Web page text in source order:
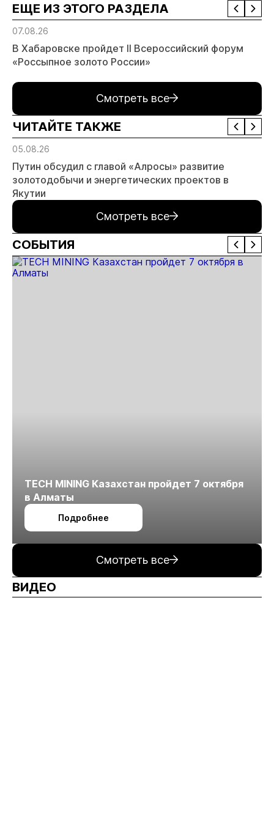
ЕЩЕ ИЗ ЭТОГО РАЗДЕЛА
07.08.26
В Хабаровске пройдет II Всероссийский форум
«Россыпное золото России»
Смотреть все
ЧИТАЙТЕ ТАКЖЕ
05.08.26
Путин обсудил с главой «Алросы» развитие
золотодобычи и энергетических проектов в
Якутии
Смотреть все
СОБЫТИЯ
TECH MINING Казахстан пройдет 7 октября
в Алматы
Подробнее
Смотреть все
ВИДЕО